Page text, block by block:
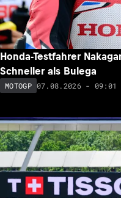
Honda-Testfahrer
Schneller als Bulega
MOTOGP 07.08.2026 - 09:01